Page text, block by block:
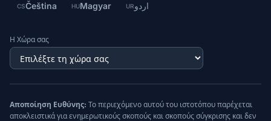
CSČeština HUMagyar URاردو
Η Χώρα σας
Αποποίηση Ευθύνης: Το περιεχόμενο αυτού του ιστοτόπου παρέχεται
αποκλειστικά για ενημερωτικούς σκοπούς και σκοπούς σύγκρισης και δεν